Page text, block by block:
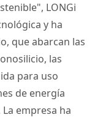
LONGi
y ha
que abarcan las
las
para uso
de energía
empresa ha